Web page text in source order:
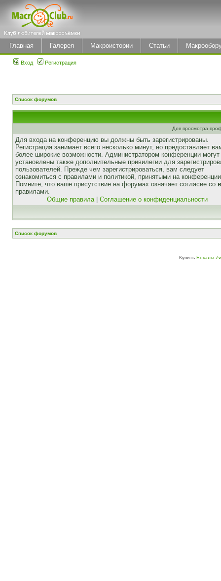
Главная Галерея Макроистории Статьи
Вход Регистрация
Список форумов
Для просмотра
Для входа на конференцию вы должны быть зарегистрированы.
Регистрация занимает всего несколько минут, но предоставляет
более широкие возможности. Администратором конференции
установлены также дополнительные привилегии для
пользователей. Прежде чем зарегистрироваться, вам следует
ознакомиться с правилами и политикой, принятыми на
Помните, что ваше присутствие на форумах означает согласие со
правилами.
Общие правила| Соглашение о конфиденциальности
Список форумов
Купить Бокалы